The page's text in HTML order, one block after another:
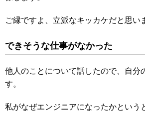
ご縁ですよ、立派なキッカケだと思い
できそうな仕事がなかった
他人のことについて話したので、自分
す。
私がなぜエンジニアになったかという